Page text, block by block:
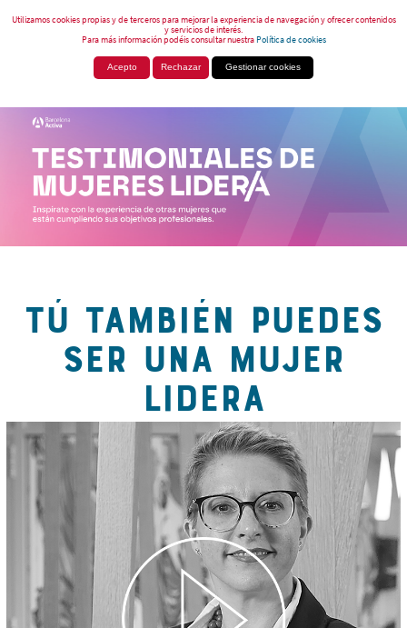
Utilizamos cookies propias y de terceros para mejorar la experiencia de navegación y ofrecer contenidos
y servicios de interés.
Para más información podéis consultar nuestraPolítica de cookies
Acepto Rechazar Gestionar cookies
TÚ TAMBIÉN PUEDES
SER UNA MUJER
LIDERA